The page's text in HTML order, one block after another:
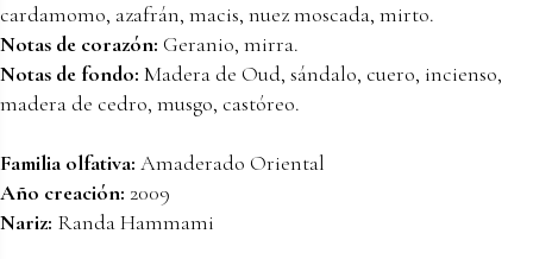
cardamomo, azafrán, macis, nuez moscada, mirto.
Notas de corazón: Geranio, mirra.
Notas de fondo: Madera de Oud, sándalo, cuero, incienso,
madera de cedro, musgo, castóreo.
Familia olfativa: Amaderado Oriental
Año creación: 2009
Nariz: Randa Hammami